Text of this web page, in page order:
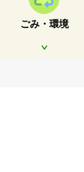
ごみ・環境